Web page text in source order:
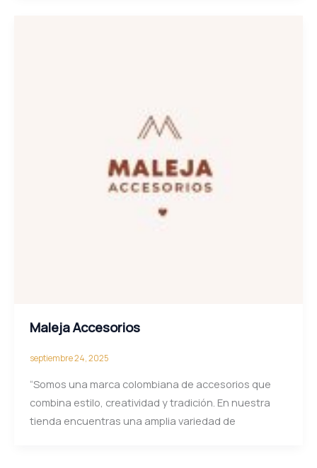
Maleja Accesorios
septiembre 24, 2025
“Somos una marca colombiana de accesorios que
combina estilo, creatividad y tradición. En nuestra
tienda encuentras una amplia variedad de